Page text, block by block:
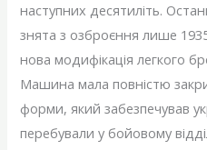
наступних десятиліть.
знята з озброєння лише
нова модифікація легкого
Машина мала повністю
форми, який забезпечував
перебували у бойовому